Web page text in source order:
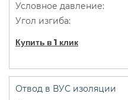
Купить в 1 клик
Отвод в ВУС изоляции